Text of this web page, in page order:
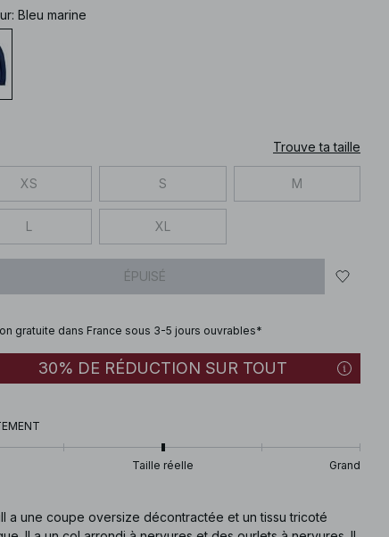
: Bleu marine
Trouve ta taille
XS S M
L XL
ÉPUISÉ
gratuite dans France sous 3-5 jours ouvrables*
30% DE RÉDUCTION SUR TOUT
Taille réelle Grand
a une coupe oversize décontractée et un tissu tricoté